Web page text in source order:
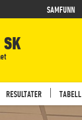
SAMFUNN
RESULTATER TABELL